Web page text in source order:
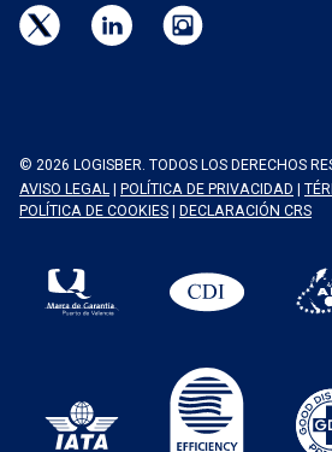
© 2026 LOGISBER. TODOS LOS DERECHOS
AVISO LEGAL | POLÍTICA DE PRIVACIDAD |
POLÍTICA DE COOKIES | DECLARACIÓN CRS